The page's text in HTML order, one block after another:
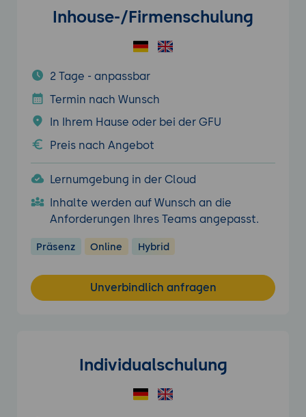
Inhouse-/Firmenschulung
2 Tage - anpassbar
Termin nach Wunsch
In Ihrem Hause oder bei der GFU
Preis nach Angebot
Lernumgebung in der Cloud
Inhalte werden auf Wunsch an die
Anforderungen Ihres Teams angepasst.
Präsenz Online Hybrid
Unverbindlich anfragen
Individualschulung